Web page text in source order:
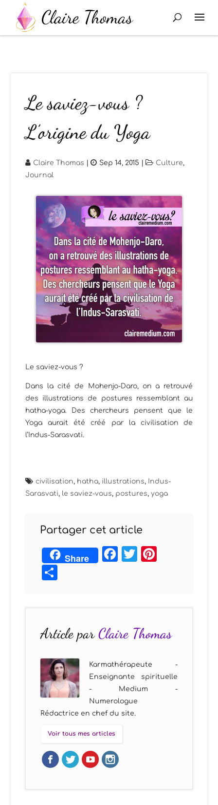
Le saviez-vous ?
L’origine du Yoga
Claire Thomas | Sep 14, 2015 | Culture,
Journal
Le saviez-vous ?
Dans la cité de Mohenjo-Daro, on a retrouvé
des illustrations de postures ressemblant au
hatha-yoga. Des chercheurs pensent que le
Yoga aurait été créé par la civilisation de
l’Indus-Sarasvati.
civilisation, hatha, illustrations, Indus-
Sarasvati, le saviez-vous, postures,yoga
Partager cet article
Share Facebook
Twitter
Article parClaire Thomas
Karmathérapeute -
Enseignante spirituelle
- Medium -
Numerologue
Rédactrice en chef du site.
Voir tous mes articles